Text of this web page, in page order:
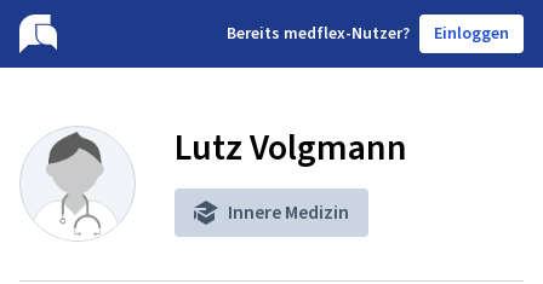
Bereits medflex-Nutzer? Einloggen
Lutz Volgmann
Innere Medizin